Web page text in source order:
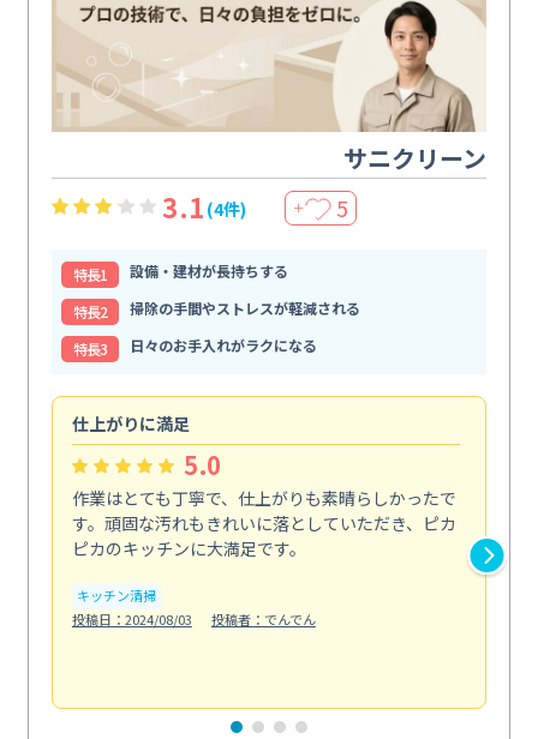
サニクリーン
3.1 (4件) ＋ 5
特⻑1
設備・建材が長持ちする
特⻑2
掃除の手間やストレスが軽減される
特⻑3
日々のお手入れがラクになる
仕上がりに満足
5.0
作業はとても丁寧で、仕上がりも素晴らしかったで
す。頑固な汚れもきれいに落としていただき、ピカ
ピカのキッチンに大満足です。
キッチン清掃
投稿日：2024/08/03
投稿者：でんでん